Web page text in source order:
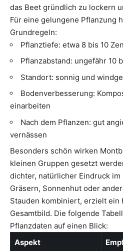
das Beet gründlich zu lockern
Für eine gelungene Pflanzung
Grundregeln:
Pflanztiefe: etwa 8 bis 10
Pflanzabstand: ungefähr 10
Standort: sonnig und
Bodenverbesserung:
einarbeiten
Nach dem Pflanzen: gut
vernässen
Besonders schön wirken
kleinen Gruppen gesetzt
dichter, natürlicher Eindruck im
Gräsern, Sonnenhut oder
Stauden kombiniert, erzielt ein
Gesamtbild. Die folgende
Pflanzdaten auf einen Blick:
Aspekt